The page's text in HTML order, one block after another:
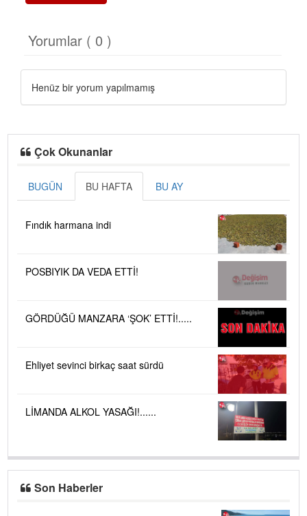
Yorumlar ( 0 )
Henüz bir yorum yapılmamış
Çok Okunanlar
BUGÜN BU HAFTA BU AY
Fındık harmana indi
POSBIYIK DA VEDA ETTİ!
GÖRDÜĞÜ MANZARA ‘ŞOK’ ETTİ!.....
Ehliyet sevinci birkaç saat sürdü
LİMANDA ALKOL YASAĞI!......
Son Haberler